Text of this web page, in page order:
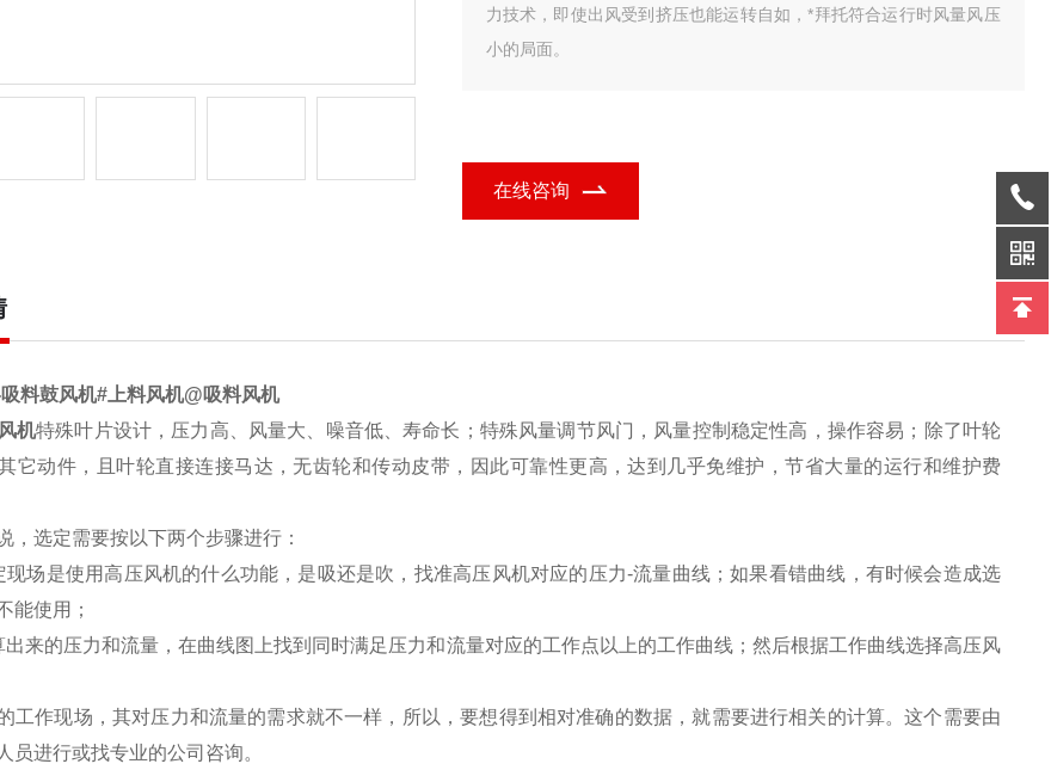
力技术，即使出风受到挤压也能运转自如，*拜托符合运行时风量风压
小的局面。
在线咨询
吸料鼓风机#上料风机@吸料风机
机特殊叶片设计，压力高、风量大、噪音低、寿命长；特殊风量调节风门，风量控制稳定性高，操作容易；除了叶轮
它动件，且叶轮直接连接马达，无齿轮和传动皮带，因此可靠性更高，达到几乎免维护，节省大量的运行和维护费
选定需要按以下两个步骤进行：
现场是使用高压风机的什么功能，是吸还是吹，找准高压风机对应的压力-流量曲线；如果看错曲线，有时候会造成选
能使用；
出来的压力和流量，在曲线图上找到同时满足压力和流量对应的工作点以上的工作曲线；然后根据工作曲线选择高压风
工作现场，其对压力和流量的需求就不一样，所以，要想得到相对准确的数据，就需要进行相关的计算。这个需要由
员进行或找专业的公司咨询。